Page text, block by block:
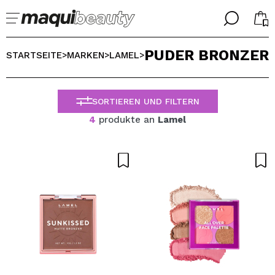
╳
WILLKOMMEN!
╳
WÄHLE DEINE SPRACHE
ALEMAN
ESPAÑOL
ENGLISH
PORTUGUESE
STARTSEITE>MARKEN>LAMEL>PUDER BRONZER
SORTIEREN UND FILTERN
4 produkte an Lamel